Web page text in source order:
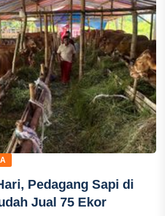
Pedagang Sapi di
Jual 75 Ekor